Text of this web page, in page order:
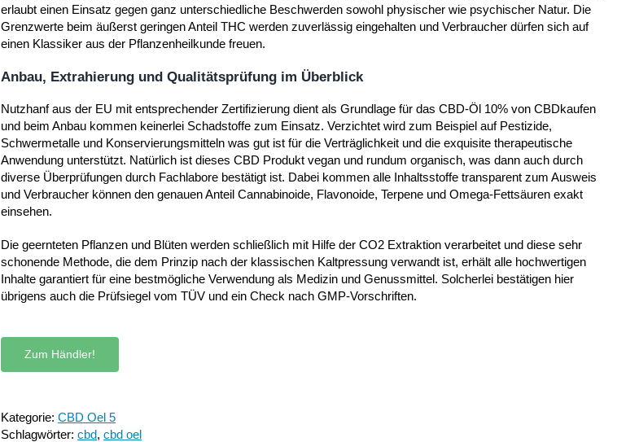
erlaubt einen Einsatz gegen ganz unterschiedliche Beschwerden sowohl physischer wie psychischer Natur. Die
Grenzwerte beim äußerst geringen Anteil THC werden zuverlässig eingehalten und Verbraucher dürfen sich auf
einen Klassiker aus der Pflanzenheilkunde freuen.
Anbau, Extrahierung und Qualitätsprüfung im Überblick
Nutzhanf aus der EU mit entsprechender Zertifizierung dient als Grundlage für das CBD-Öl 10% von CBDkaufen
und beim Anbau kommen keinerlei Schadstoffe zum Einsatz. Verzichtet wird zum Beispiel auf Pestizide,
Schwermetalle und Konservierungsmitteln was gut ist für die Verträglichkeit und die exquisite therapeutische
Anwendung unterstützt. Natürlich ist dieses CBD Produkt vegan und rundum organisch, was dann auch durch
diverse Überprüfungen durch Fachlabore bestätigt ist. Dabei kommen alle Inhaltsstoffe transparent zum Ausweis
und Verbraucher können den genauen Anteil Cannabinoide, Flavonoide, Terpene und Omega-Fettsäuren exakt
einsehen.
Die geernteten Pflanzen und Blüten werden schließlich mit Hilfe der CO2 Extraktion verarbeitet und diese sehr
schonende Methode, die dem Prinzip nach der klassischen Kaltpressung verwandt ist, erhält alle hochwertigen
Inhalte garantiert für eine bestmögliche Verwendung als Medizin und Genussmittel. Solcherlei bestätigen hier
übrigens auch die Prüfsiegel vom TÜV und ein Check nach GMP-Vorschriften.
Zum Händler!
Kategorie: CBD Oel 5
Schlagwörter: cbd, cbd oel